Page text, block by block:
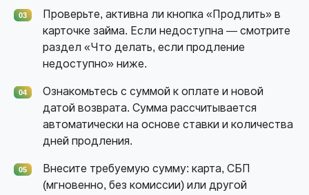
03
Проверьте, активна ли кнопка «Продлить» в
карточке займа. Если недоступна — смотрите
раздел «Что делать, если продление
недоступно» ниже.
04
Ознакомьтесь с суммой к оплате и новой
датой возврата. Сумма рассчитывается
автоматически на основе ставки и количества
дней продления.
05
Внесите требуемую сумму: карта, СБП
(мгновенно, без комиссии) или другой